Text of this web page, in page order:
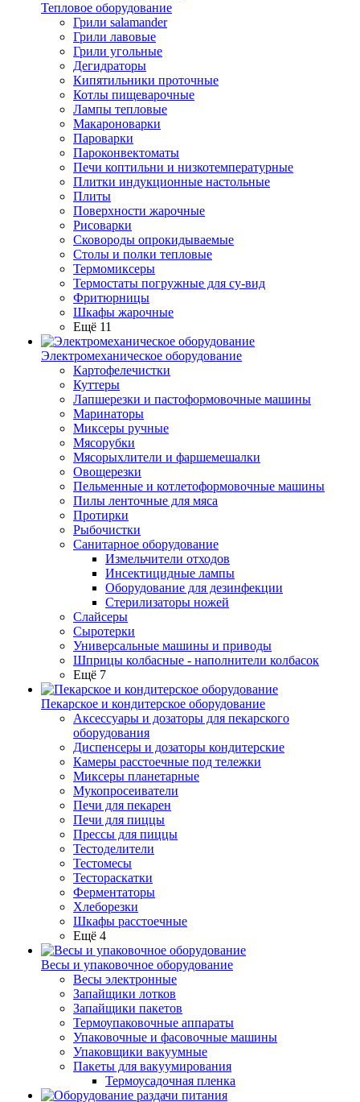
Тепловое оборудование
Грили salamander
Грили лавовые
Грили угольные
Дегидраторы
Кипятильники проточные
Котлы пищеварочные
Лампы тепловые
Макароноварки
Пароварки
Пароконвектоматы
Печи коптильни и низкотемпературные
Плитки индукционные настольные
Плиты
Поверхности жарочные
Рисоварки
Сковороды опрокидываемые
Столы и полки тепловые
Термомиксеры
Термостаты погружные для су-вид
Фритюрницы
Шкафы жарочные
Ещё 11
Электромеханическое оборудование
Картофелечистки
Куттеры
Лапшерезки и пастоформовочные машины
Маринаторы
Миксеры ручные
Мясорубки
Мясорыхлители и фаршемешалки
Овощерезки
Пельменные и котлетоформовочные машины
Пилы ленточные для мяса
Протирки
Рыбочистки
Санитарное оборудование
Измельчители отходов
Инсектицидные лампы
Оборудование для дезинфекции
Стерилизаторы ножей
Слайсеры
Сыротерки
Универсальные машины и приводы
Шприцы колбасные - наполнители колбасок
Ещё 7
Пекарское и кондитерское оборудование
Аксессуары и дозаторы для пекарского
оборудования
Диспенсеры и дозаторы кондитерские
Камеры расстоечные под тележки
Миксеры планетарные
Мукопросеиватели
Печи для пекарен
Печи для пиццы
Прессы для пиццы
Тестоделители
Тестомесы
Тестораскатки
Ферментаторы
Хлеборезки
Шкафы расстоечные
Ещё 4
Весы и упаковочное оборудование
Весы электронные
Запайщики лотков
Запайщики пакетов
Термоупаковочные аппараты
Упаковочные и фасовочные машины
Упаковщики вакуумные
Пакеты для вакуумирования
Термоусадочная пленка